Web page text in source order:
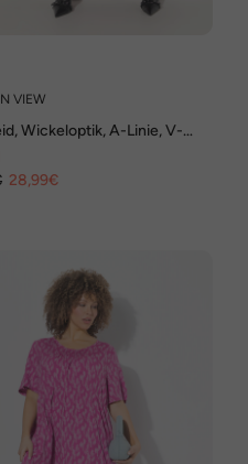
VIEW
Wickeloptik, A-Linie, V-
Langarm
28,99€